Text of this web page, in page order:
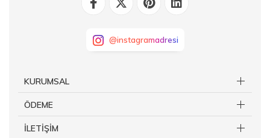
@instagramadresi
KURUMSAL
ÖDEME
İLETİŞİM